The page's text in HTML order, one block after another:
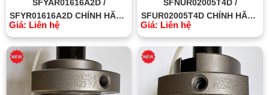
SFYAR01616A2D /
SFYR01616A2D CHÍNH HÃNG
TBI MOTION ĐÀI LOAN
Giá: Liên hệ
SFNUR02005T4D /
SFUR02005T4D CHÍNH HÃNG
TBI MOTION ĐÀI LOAN
Giá: Liên hệ